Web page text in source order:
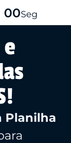
00Seg
Planilha